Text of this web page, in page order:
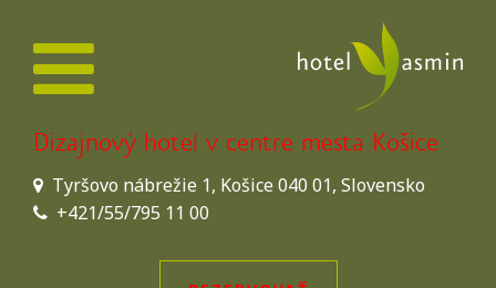
Dizajnový hotel v centre mesta Košice
Tyršovo nábrežie 1, Košice 040 01, Slovensko
+421/55/795 11 00